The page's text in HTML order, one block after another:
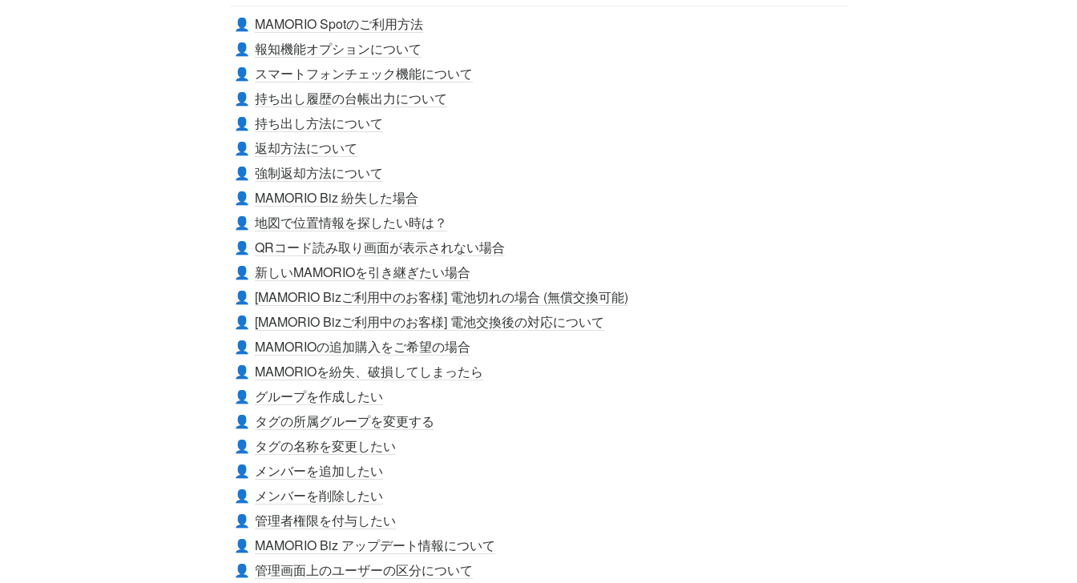
👤 MAMORIO Spotのご利用方法
👤 報知機能オプションについて
👤 スマートフォンチェック機能について
👤 持ち出し履歴の台帳出力について
👤 持ち出し方法について
👤 返却方法について
👤 強制返却方法について
👤 MAMORIO Biz 紛失した場合
👤 地図で位置情報を探したい時は？
👤 QRコード読み取り画面が表示されない場合
👤 新しいMAMORIOを引き継ぎたい場合
👤 [MAMORIO Bizご利用中のお客様] 電池切れの場合 (無償交換可能)
👤 [MAMORIO Bizご利用中のお客様] 電池交換後の対応について
👤 MAMORIOの追加購入をご希望の場合
👤 MAMORIOを紛失、破損してしまったら
👤 グループを作成したい
👤 タグの所属グループを変更する
👤 タグの名称を変更したい
👤 メンバーを追加したい
👤 メンバーを削除したい
👤 管理者権限を付与したい
👤 MAMORIO Biz アップデート情報について
👤 管理画面上のユーザーの区分について